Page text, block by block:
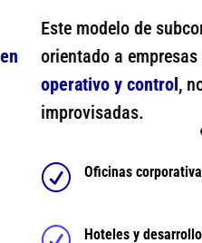
Este modelo de
orientado a empresas
operativo y control,
improvisadas.
R Oficinas
Hoteles y